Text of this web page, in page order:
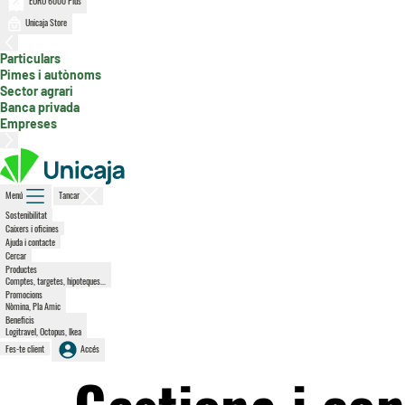
Unicaja Store
Particulars, secció activa
Pimes i autònoms
Sector agrari
Banca privada
Empreses
Menú
Tancar
Sostenibilitat
Caixers i oficines
Ajuda i contacte
Cercar
Productes
Comptes, targetes, hipoteques...
Promocions
Nòmina, Pla Amic
Beneficis
Logitravel, Octopus, Ikea
Fes-te client
Accés